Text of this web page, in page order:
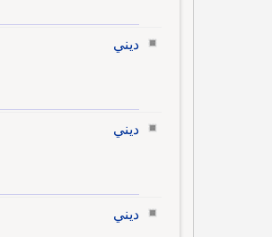
ديني
ديني
ديني